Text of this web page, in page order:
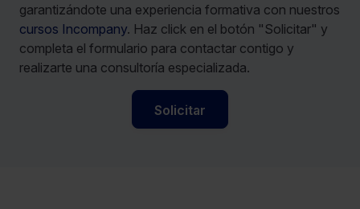
garantizándote una experiencia formativa con nuestros
cursos Incompany. Haz click en el botón "Solicitar" y
completa el formulario para contactar contigo y
realizarte una consultoría especializada.
Solicitar